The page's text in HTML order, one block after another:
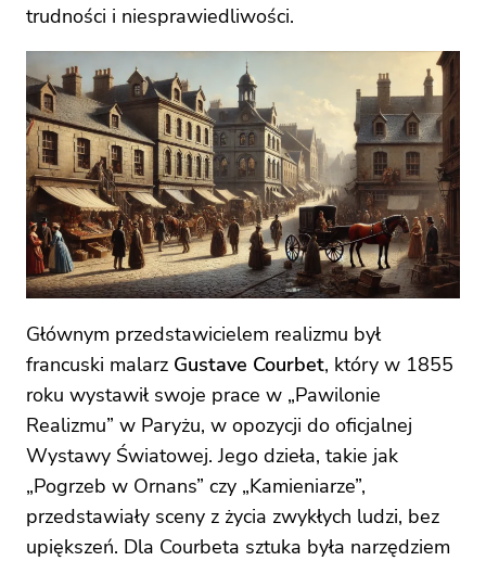
trudności i niesprawiedliwości.
Głównym przedstawicielem realizmu był
francuski malarz Gustave Courbet, który w 1855
roku wystawił swoje prace w „Pawilonie
Realizmu” w Paryżu, w opozycji do oficjalnej
Wystawy Światowej. Jego dzieła, takie jak
„Pogrzeb w Ornans” czy „Kamieniarze”,
przedstawiały sceny z życia zwykłych ludzi, bez
upiększeń. Dla Courbeta sztuka była narzędziem